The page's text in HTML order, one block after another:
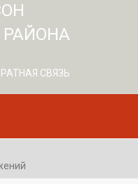
РАЙОНА
СВЯЗЬ